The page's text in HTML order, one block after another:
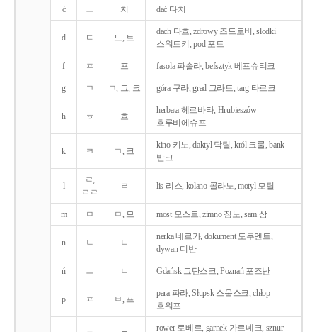
ć ㅡ 치 dać 다치
d ㄷ 드, 트
dach 다흐, zdrowy 즈드로비, słodki
스워트키, pod 포트
f ㅍ 프 fasola 파솔라, befsztyk 베프슈티크
g ㄱ ㄱ, 그, 크 góra 구라, grad 그라트, targ 타르크
h ㅎ 흐
herbata 헤르바타, Hrubieszów
흐루비에슈프
k ㅋ ㄱ, 크
kino 키노, daktyl 닥틸, król 크룰, bank
반크
l
ㄹ,
ㄹㄹ
ㄹ lis 리스, kolano 콜라노, motyl 모틸
m ㅁ ㅁ, 므 most 모스트, zimno 짐노, sam 삼
n ㄴ ㄴ
nerka 네르카, dokument 도쿠멘트,
dywan 디반
ń ㅡ ㄴ Gdańsk 그단스크, Poznań 포즈난
p ㅍ ㅂ, 프
para 파라, Słupsk 스웁스크, chłop
흐워프
rower 로베르, garnek 가르네크, sznur